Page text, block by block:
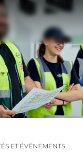
STYLE DE
LA
NOTRE
ET ÉVÉNEMENTS